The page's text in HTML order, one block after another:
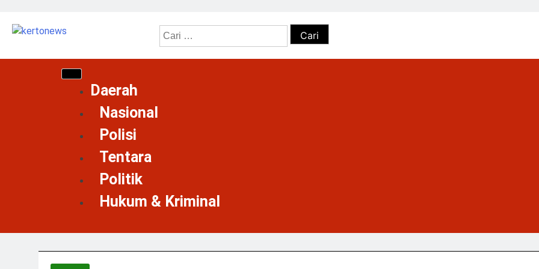
Daerah
Nasional
Polisi
Tentara
Politik
Hukum & Kriminal